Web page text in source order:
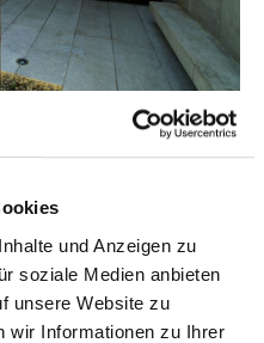
und Anzeigen zu
soziale Medien anbieten
unsere Website zu
wir Informationen zu Ihrer
DES BEZIRKS